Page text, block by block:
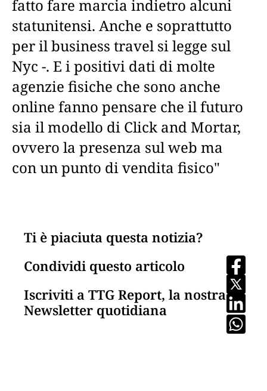
fatto fare marcia indietro alcuni
statunitensi. Anche e soprattutto
per il business travel si legge sul
Nyc -. E i positivi dati di molte
agenzie fisiche che sono anche
online fanno pensare che il futuro
sia il modello di Click and Mortar,
ovvero la presenza sul web ma
con un punto di vendita fisico"
Ti è piaciuta questa notizia?
Condividi questo articolo
Iscriviti a TTG Report, la nostra
Newsletter quotidiana